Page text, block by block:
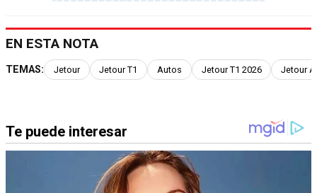
EN ESTA NOTA
TEMAS: Jetour Jetour T1 Autos Jetour T1 2026 Jetour